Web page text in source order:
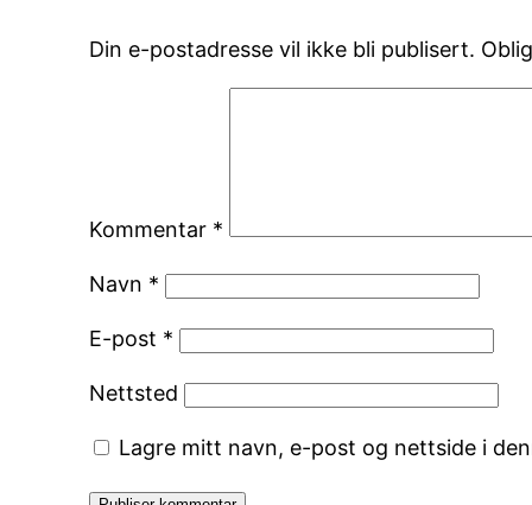
Din e-postadresse vil ikke bli publisert.
Kommentar *
Navn *
E-post *
Nettsted
Lagre mitt navn, e-post og nettside i